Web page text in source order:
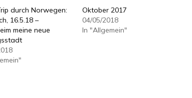
durch Norwegen:
16.5.18 –
meine neue
Oktober 2017
04/05/2018
In "Allgemein"